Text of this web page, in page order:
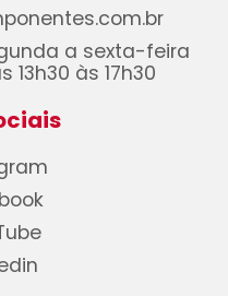
a sexta-feira
13h30 às 17h30